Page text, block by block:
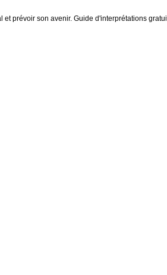
prévoir son avenir. Guide d'interprétations